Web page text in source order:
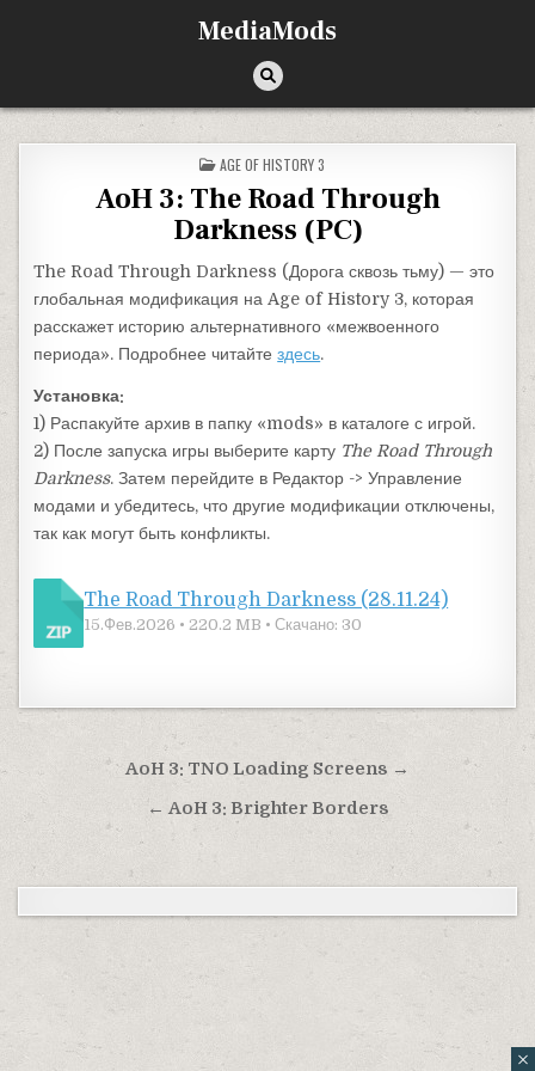
MediaMods
ОПУБЛИКОВАНО В
AGE OF HISTORY 3
AoH 3: The Road Through
Darkness (PC)
The Road Through Darkness (Дорога сквозь тьму) — это
глобальная модификация на Age of History 3, которая
расскажет историю альтернативного «межвоенного
периода». Подробнее читайтездесь.
Установка:
1) Распакуйте архив в папку «mods» в каталоге с игрой.
2) После запуска игры выберите карту The Road Through
Darkness. Затем перейдите в Редактор -> Управление
модами и убедитесь, что другие модификации отключены,
так как могут быть конфликты.
The Road Through Darkness (28.11.24)
15.Фев.2026 • 220.2 MB • Скачано: 30
Навигация по записям
AoH 3: TNO Loading Screens →
← AoH 3: Brighter Borders